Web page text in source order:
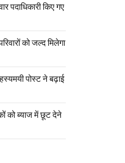
पदाधिकारी किए गए
को जल्द मिलेगा
पोस्ट ने बढ़ाई
को ब्याज में छूट देने